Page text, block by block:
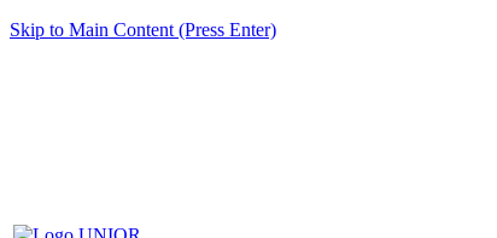
Skip to Main Content (Press Enter)